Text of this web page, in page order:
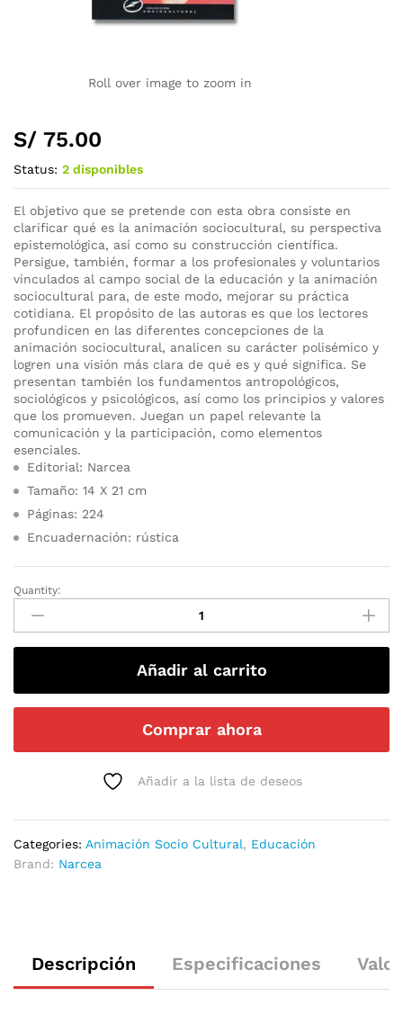
Roll over image to zoom in
S/ 75.00
Status: 2 disponibles
El objetivo que se pretende con esta obra consiste en
clarificar qué es la animación sociocultural, su perspectiva
epistemológica, así como su construcción científica.
Persigue, también, formar a los profesionales y voluntarios
vinculados al campo social de la educación y la animación
sociocultural para, de este modo, mejorar su práctica
cotidiana. El propósito de las autoras es que los lectores
profundicen en las diferentes concepciones de la
animación sociocultural, analicen su carácter polisémico y
logren una visión más clara de qué es y qué significa. Se
presentan también los fundamentos antropológicos,
sociológicos y psicológicos, así como los principios y valores
que los promueven. Juegan un papel relevante la
comunicación y la participación, como elementos
esenciales.
Editorial: Narcea
Tamaño: 14 X 21 cm
Páginas: 224
Encuadernación: rústica
Quantity:
Añadir al carrito
Comprar ahora
Añadir a la lista de deseos
Categories: Animación Socio Cultural, Educación
Brand: Narcea
Descripción Especificaciones